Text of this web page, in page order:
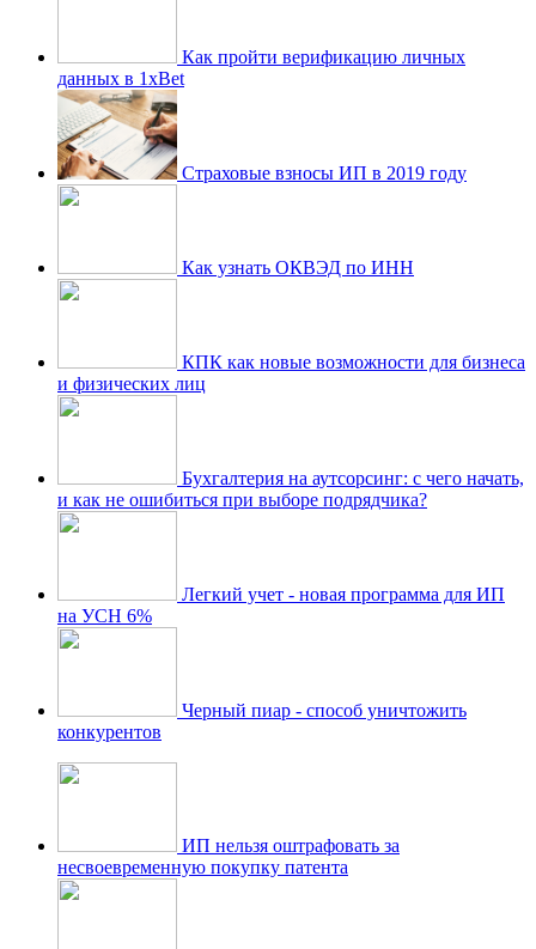
Как пройти верификацию личных
данных в 1xBet
Страховые взносы ИП в 2019 году
Как узнать ОКВЭД по ИНН
КПК как новые возможности для бизнеса
и физических лиц
Бухгалтерия на аутсорсинг: с чего начать,
и как не ошибиться при выборе подрядчика?
Легкий учет - новая программа для ИП
на УСН 6%
Черный пиар - способ уничтожить
конкурентов
ИП нельзя оштрафовать за
несвоевременную покупку патента